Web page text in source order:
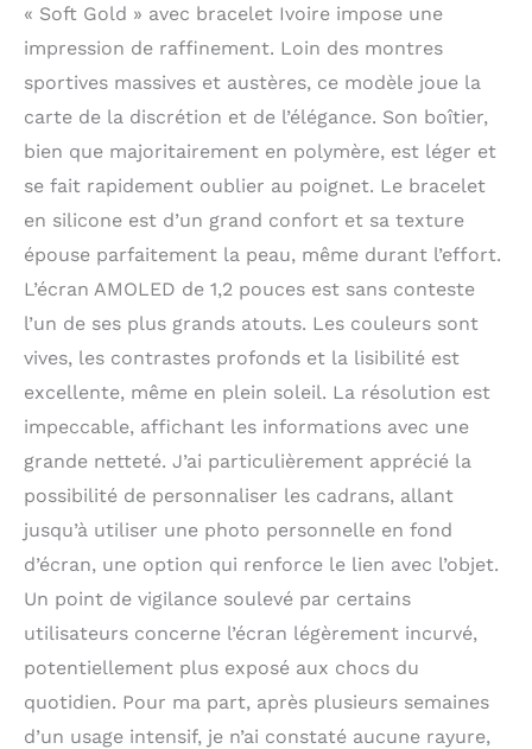
musculation, vélo, nage
en eau libre, natation, le
Mode fauteuil roulant :
enregistre les poussées
au lieu des pas, et
inclut des activités
spécifiques avec des
entraînements
préchargés, des
entraînements animés
pour les personnes à
mobilité réduite
appels via Bluetooth,
suivi des appels et SMS,
Garmin Pay, stockage
Spotify, Deezer, Amazon
Music), détection
d'incident et assistance
Écran AMOLED de
1,2″pouces Boîtier 41
mm et bracelet
interchangeables 18 mm
Compatible IOS et
Android
« Soft Gold » avec bracelet Ivoire impose une
impression de raffinement. Loin des montres
sportives massives et austères, ce modèle joue la
carte de la discrétion et de l’élégance. Son boîtier,
bien que majoritairement en polymère, est léger et
se fait rapidement oublier au poignet. Le bracelet
en silicone est d’un grand confort et sa texture
épouse parfaitement la peau, même durant l’effort.
L’écran AMOLED de 1,2 pouces est sans conteste
l’un de ses plus grands atouts. Les couleurs sont
vives, les contrastes profonds et la lisibilité est
excellente, même en plein soleil. La résolution est
impeccable, affichant les informations avec une
grande netteté. J’ai particulièrement apprécié la
possibilité de personnaliser les cadrans, allant
jusqu’à utiliser une photo personnelle en fond
d’écran, une option qui renforce le lien avec l’objet.
Un point de vigilance soulevé par certains
utilisateurs concerne l’écran légèrement incurvé,
potentiellement plus exposé aux chocs du
quotidien. Pour ma part, après plusieurs semaines
d’un usage intensif, je n’ai constaté aucune rayure,